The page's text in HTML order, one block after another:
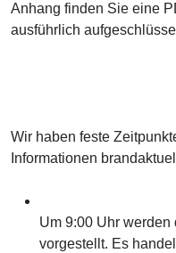
Anhang finden Sie eine
ausführlich
Wir haben feste
Informationen
Um 9:00 Uhr werden
vorgestellt. Es